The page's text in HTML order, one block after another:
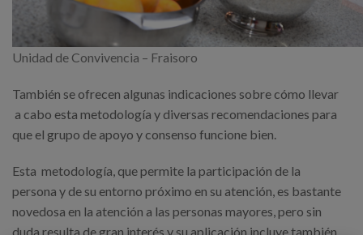
Unidad de Convivencia – Fraisoro
También se ofrecen algunas indicaciones sobre cómo llevar
a cabo esta metodología y diversas recomendaciones para
que el grupo de apoyo y consenso funcione bien.
Esta metodología, que permite la participación de la
persona y de su entorno próximo en su atención, es bastante
novedosa en la atención a las personas mayores, pero sin
duda resulta de gran interés y su aplicación incluye también